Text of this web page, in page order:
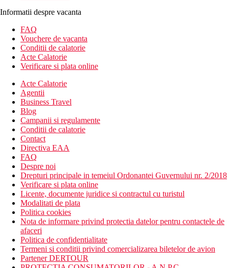
Informatii despre vacanta
FAQ
Vouchere de vacanta
Conditii de calatorie
Acte Calatorie
Verificare si plata online
Acte Calatorie
Agentii
Business Travel
Blog
Campanii si regulamente
Conditii de calatorie
Contact
Directiva EAA
FAQ
Despre noi
Drepturi principale in temeiul Ordonantei Guvernului nr. 2/2018
Verificare si plata online
Licente, documente juridice si contractul cu turistul
Modalitati de plata
Politica cookies
Nota de informare privind protectia datelor pentru contactele de
afaceri
Politica de confidentialitate
Termeni si conditii privind comercializarea biletelor de avion
Partener DERTOUR